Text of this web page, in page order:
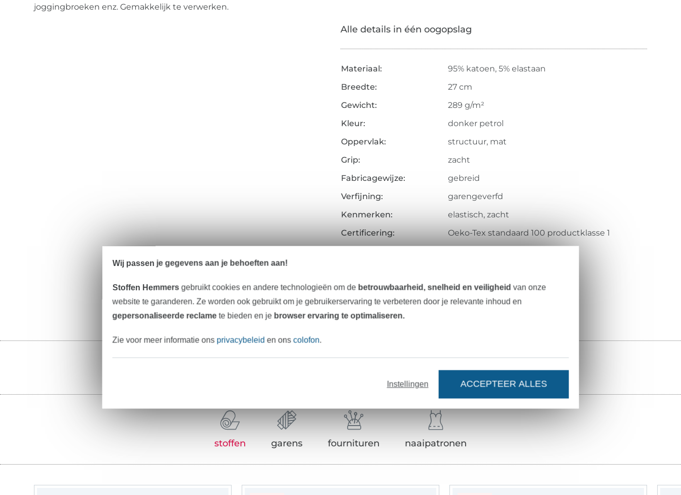
joggingbroeken enz. Gemakkelijk te verwerken.
Alle details in één oogopslag
Materiaal:
95% katoen, 5% elastaan
Breedte:
27 cm
Gewicht:
289 g/m²
Kleur:
donker petrol
Oppervlak:
structuur, mat
Grip:
zacht
Fabricagewijze:
gebreid
Verfijning:
garengeverfd
Kenmerken:
elastisch, zacht
Certificering:
Oeko-Tex standaard 100 productklasse 1
Art.nr.:
100.092-7038
stoffen garens fournituren naaipatronen
Wij passen je gegevens aan je behoeften aan!
Stoffen Hemmers gebruikt cookies en andere technologieën om de betrouwbaarheid, snelheid en veiligheid van onze
website te garanderen. Ze worden ook gebruikt om je gebruikerservaring te verbeteren door je relevante inhoud en
gepersonaliseerde reclamete bieden en je browser ervaring te optimaliseren.
Zie voor meer informatie ons privacybeleid en onscolofon.
Instellingen ACCEPTEER ALLES